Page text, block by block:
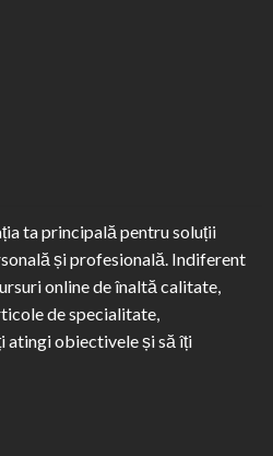
ta principală pentru soluții
și profesională. Indiferent
online de înaltă calitate,
de specialitate,
atingi obiectivele și să îți